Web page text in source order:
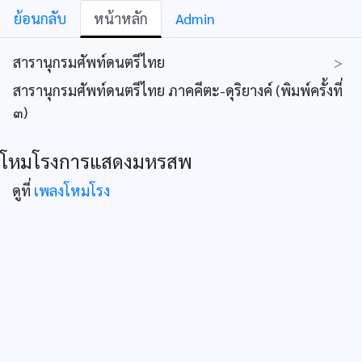
ย้อนกลับ หน้าหลัก Admin
สารานุกรมศัพท์ดนตรีไทย
>
สารานุกรมศัพท์ดนตรีไทย ภาคคีตะ-ดุริยางค์ (พิมพ์ครั้งที่
๓)
โหมโรงการแสดงมหรสพ
ดูที่ เพลงโหมโรง